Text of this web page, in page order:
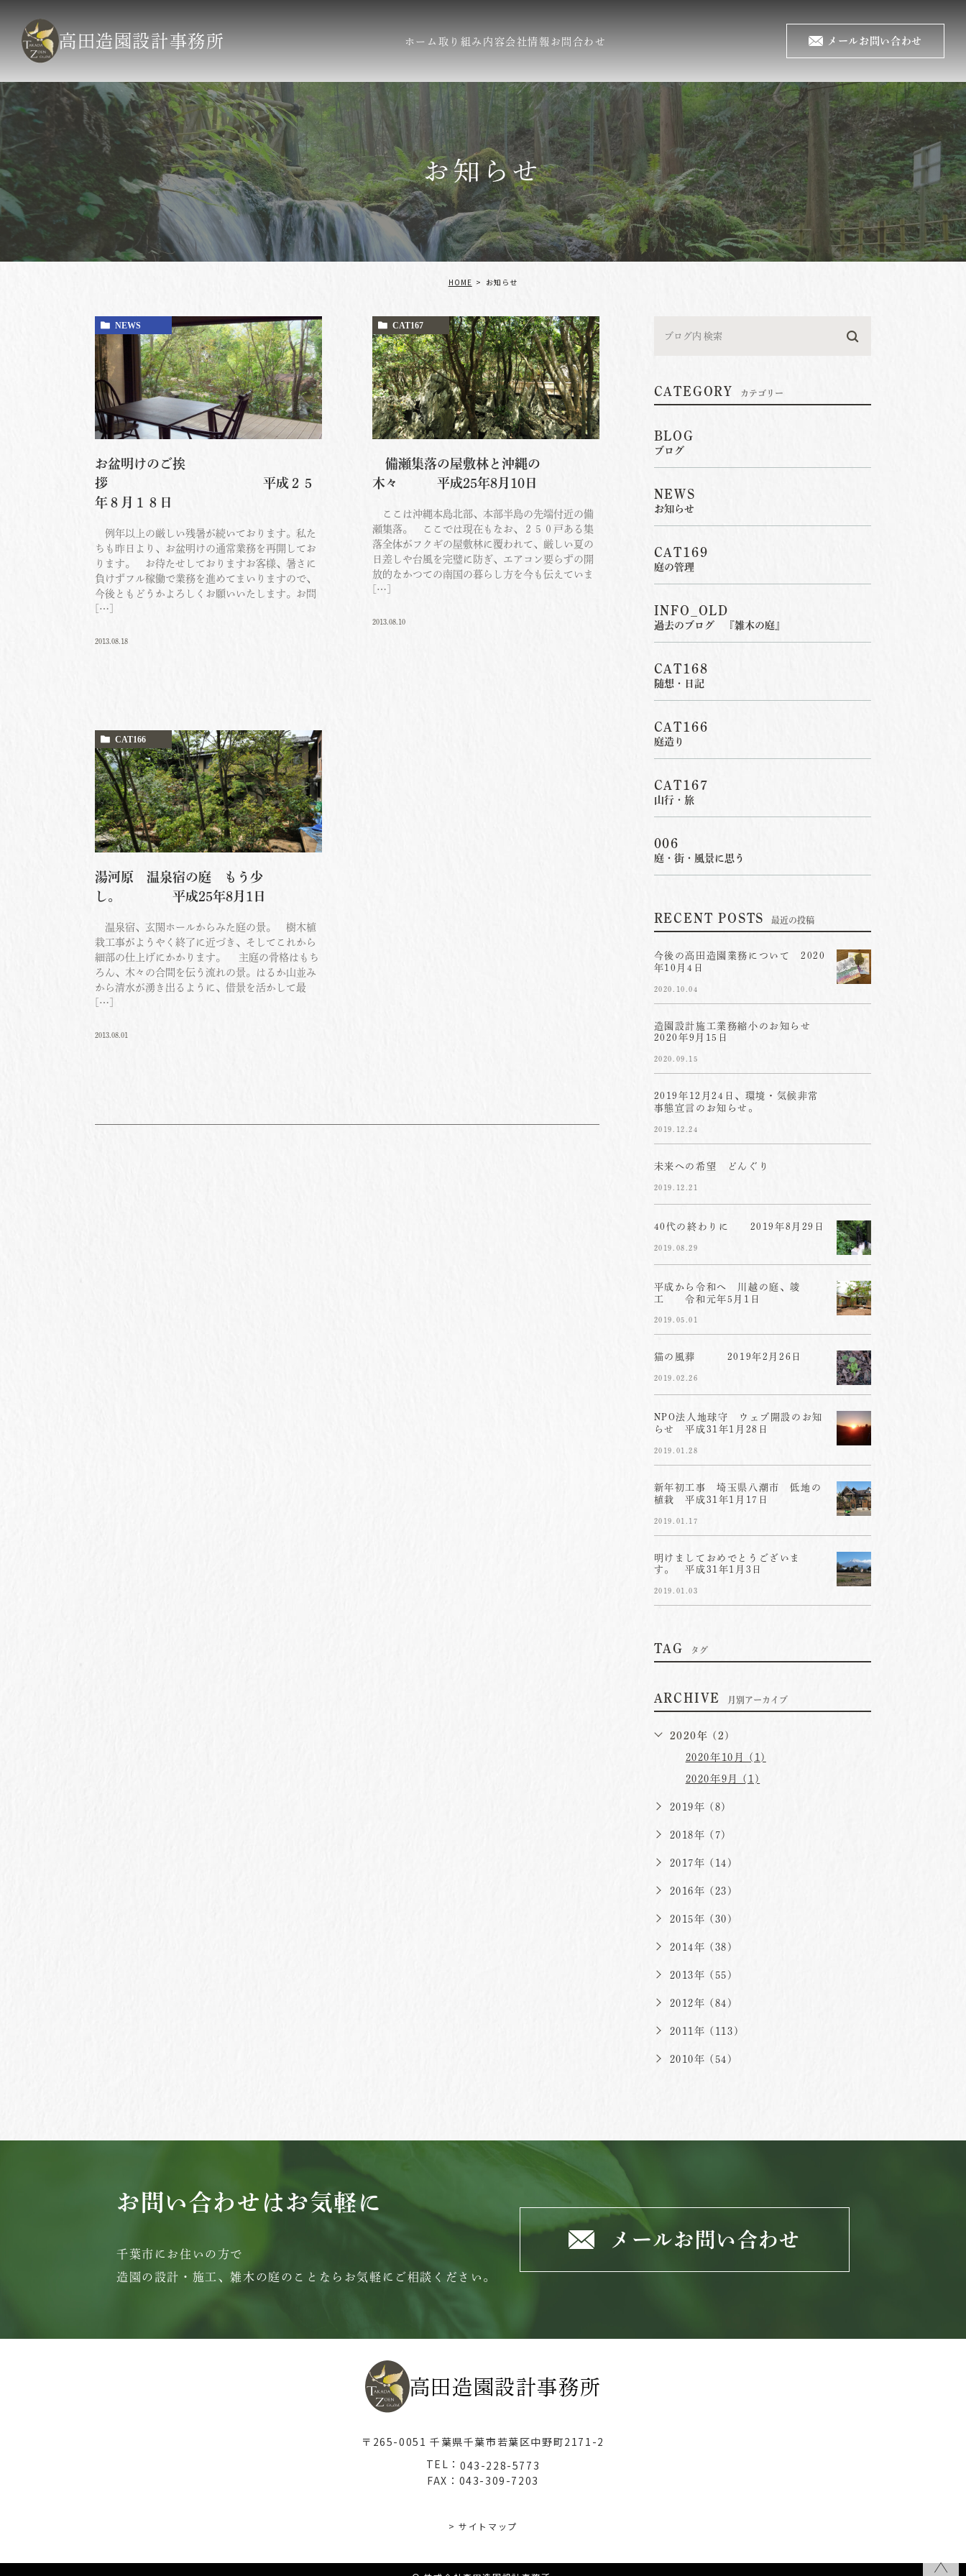
高田造園設計事務所 ホーム 取り組み内容会社情報 お問合わせ メールお問い合わせ
お知らせ
HOME お知らせ
NEWS
お盆明けのご挨
拶 平成２５
年８月１８日
例年以上の厳しい残暑が続いております。私た
ちも昨日より、お盆明けの通常業務を再開してお
ります。 お待たせしておりますお客様、暑さに
負けずフル稼働で業務を進めてまいりますので、
今後ともどうかよろしくお願いいたします。お問
[…]
2013.08.18
CAT167
備瀬集落の屋敷林と沖縄の
木々 平成25年8月10日
ここは沖縄本島北部、本部半島の先端付近の備
瀬集落。 ここでは現在もなお、２５０戸ある集
落全体がフクギの屋敷林に覆われて、厳しい夏の
日差しや台風を完璧に防ぎ、エアコン要らずの開
放的なかつての南国の暮らし方を今も伝えていま
[…]
2013.08.10
CAT166
湯河原 温泉宿の庭 もう少
し。 平成25年8月1日
温泉宿、玄関ホールからみた庭の景。 樹木植
栽工事がようやく終了に近づき、そしてこれから
細部の仕上げにかかります。 主庭の骨格はもち
ろん、木々の合間を伝う流れの景。はるか山並み
から清水が湧き出るように、借景を活かして最
[…]
2013.08.01
CATEGORY カテゴリー
BLOG
ブログ
NEWS
お知らせ
CAT169
庭の管理
INFO_OLD
過去のブログ 『雑木の庭』
CAT168
随想・日記
CAT166
庭造り
CAT167
山行・旅
006
庭・街・風景に思う
RECENT POSTS 最近の投稿
今後の高田造園業務について 2020
年10月4日
2020.10.04
造園設計施工業務縮小のお知らせ
2020年9月15日
2020.09.15
2019年12月24日、環境・気候非常
事態宣言のお知らせ。
2019.12.24
未来への希望 どんぐり
2019.12.21
40代の終わりに 2019年8月29日
2019.08.29
平成から令和へ 川越の庭、竣
工 令和元年5月1日
2019.05.01
猫の風葬 2019年2月26日
2019.02.26
NPO法人地球守 ウェブ開設のお知
らせ 平成31年1月28日
2019.01.28
新年初工事 埼玉県八潮市 低地の
植栽 平成31年1月17日
2019.01.17
明けましておめでとうございま
す。 平成31年1月3日
2019.01.03
TAG タグ
ARCHIVE 月別アーカイブ
2020年 (2)
2020年10月 (1)
2020年9月 (1)
2019年 (8)
2018年 (7)
2017年 (14)
2016年 (23)
2015年 (30)
2014年 (38)
2013年 (55)
2012年 (84)
2011年 (113)
2010年 (54)
お問い合わせはお気軽に
千葉市にお住いの方で
造園の設計・施工、雑木の庭のことならお気軽にご相談ください。
メールお問い合わせ
高田造園設計事務所
〒265-0051 千葉県千葉市若葉区中野町2171-2
TEL：043-228-5773
FAX：043-309-7203
> サイトマップ